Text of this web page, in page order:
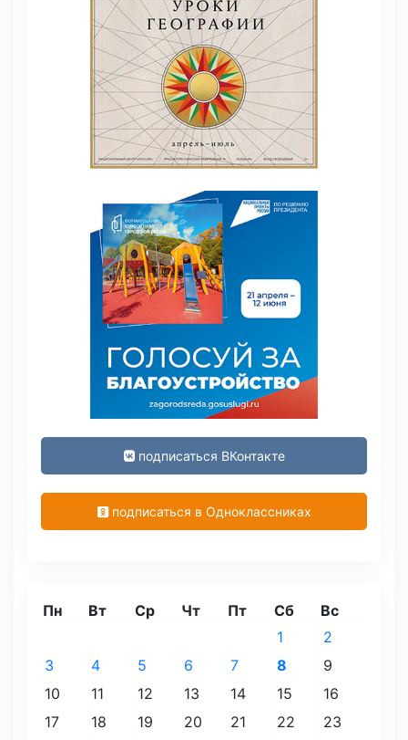
подписаться ВКонтакте
подписаться в Одноклассниках
Пн Вт Ср Чт Пт Сб
Вс
1
2
3
4 5 6 7 8
9
10
11 12 13 14 15
16
17
18 19 20 21 22 23